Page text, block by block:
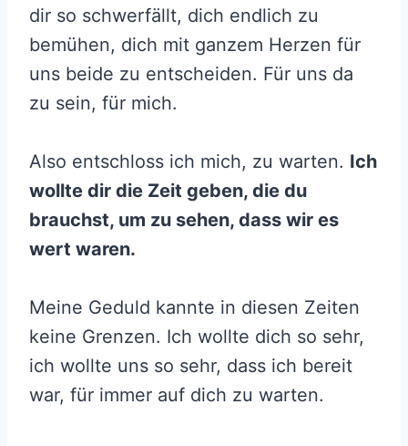
dir so schwerfällt, dich endlich zu
bemühen, dich mit ganzem Herzen für
uns beide zu entscheiden. Für uns da
zu sein, für mich.
Also entschloss ich mich, zu warten. Ich
wollte dir die Zeit geben, die du
brauchst, um zu sehen, dass wir es
wert waren.
Meine Geduld kannte in diesen Zeiten
keine Grenzen. Ich wollte dich so sehr,
ich wollte uns so sehr, dass ich bereit
war, für immer auf dich zu warten.